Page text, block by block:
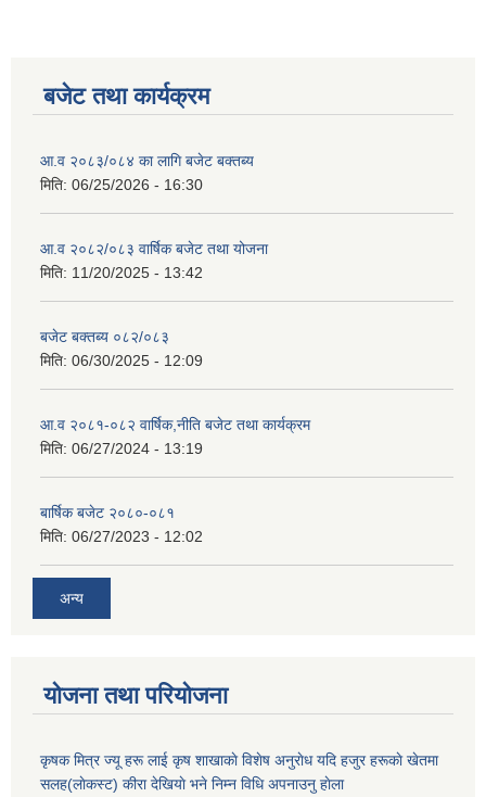
बजेट तथा कार्यक्रम
आ.व २०८३/०८४ का लागि बजेट बक्तब्य
मिति: 06/25/2026 - 16:30
आ.व २०८२/०८३ वार्षिक बजेट तथा योजना
मिति: 11/20/2025 - 13:42
बजेट बक्तब्य ०८२/०८३
मिति: 06/30/2025 - 12:09
आ.व २०८१-०८२ वार्षिक,नीति बजेट तथा कार्यक्रम
मिति: 06/27/2024 - 13:19
बार्षिक बजेट २०८०-०८१
मिति: 06/27/2023 - 12:02
अन्य
योजना तथा परियोजना
कृषक मित्र ज्यू हरू लाई कृष शाखाकाे विशेष अनुराेध यदि हजुर हरूकाे खेतमा
सलह(लाेकस्ट) कीरा देखियाे भने निम्न विधि अपनाउनु हाेला